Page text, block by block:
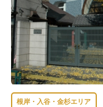
根岸・入谷・金杉エリア